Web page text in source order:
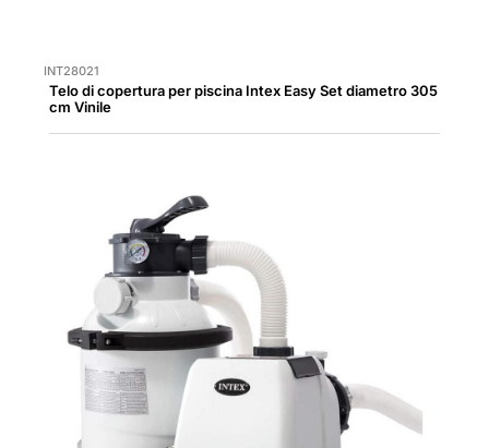
INT28021
Telo di copertura per piscina Intex Easy Set diametro 305
cm Vinile